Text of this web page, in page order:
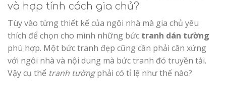
và hợp tính cách gia chủ?
Tùy vào từng thiết kế của ngôi nhà mà gia chủ yêu
thích để chọn cho mình những bức tranh dán tường
phù hợp. Một bức tranh đẹp cũng cần phải cân xứng
với ngôi nhà và nội dung mà bức tranh đó truyền tải.
Vậy cụ thể tranh tườngphải có tỉ lệ như thế nào?